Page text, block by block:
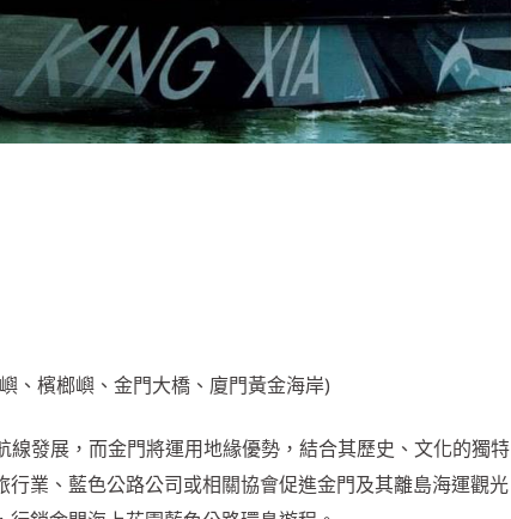
、檳榔嶼、金門大橋、廈門黃金海岸)
發展，而金門將運用地緣優勢，結合其歷史、文化的獨特
業、藍色公路公司或相關協會促進金門及其離島海運觀光